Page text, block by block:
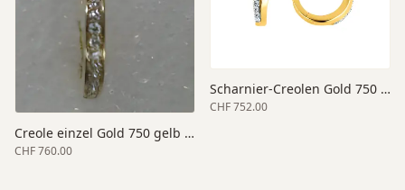
Creole einzel Gold 750 gelb 15
CHF 760.00
Scharnier-Creolen Gold 750 gelb 14
CHF 752.00